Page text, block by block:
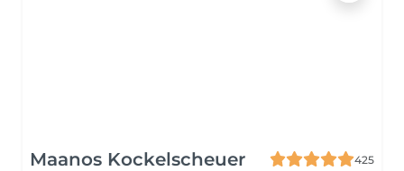
Maanos Kockelscheuer
425